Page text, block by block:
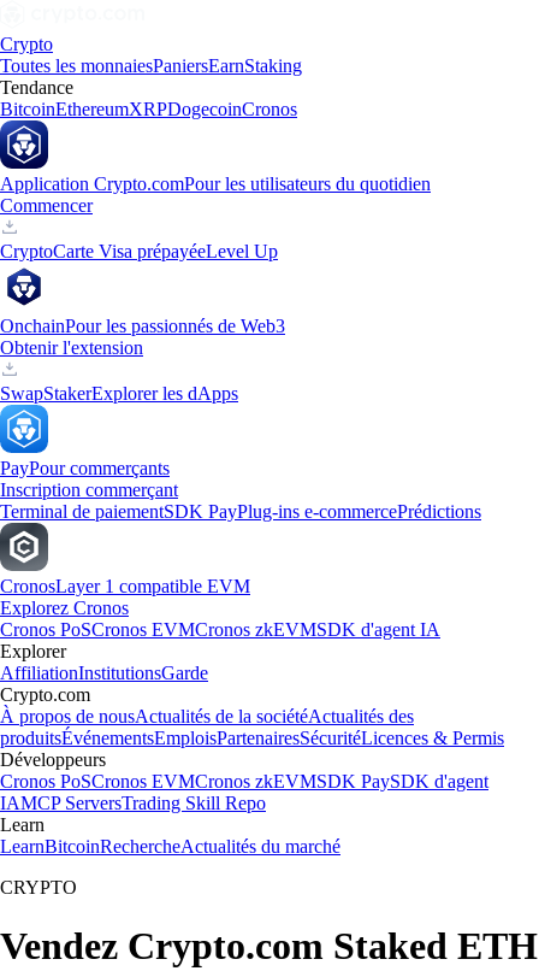
Crypto
Toutes les monnaiesPaniersEarnStaking
Tendance
BitcoinEthereumXRPDogecoinCronos
Application Crypto.comPour les utilisateurs du quotidien
Commencer
CryptoCarte Visa prépayéeLevel Up
OnchainPour les passionnés de Web3
Obtenir l'extension
SwapStakerExplorer les dApps
PayPour commerçants
Inscription commerçant
Terminal de paiementSDK PayPlug-ins e-commercePrédictions
CronosLayer 1 compatible EVM
Explorez Cronos
Cronos PoSCronos EVMCronos zkEVMSDK d'agent IA
Explorer
AffiliationInstitutionsGarde
Crypto.com
À propos de nousActualités de la sociétéActualités des
produitsÉvénementsEmploisPartenairesSécuritéLicences & Permis
Développeurs
Cronos PoSCronos EVMCronos zkEVMSDK PaySDK d'agent
IAMCP ServersTrading Skill Repo
Learn
LearnBitcoinRechercheActualités du marché
CRYPTO
Vendez Crypto.com Staked ETH